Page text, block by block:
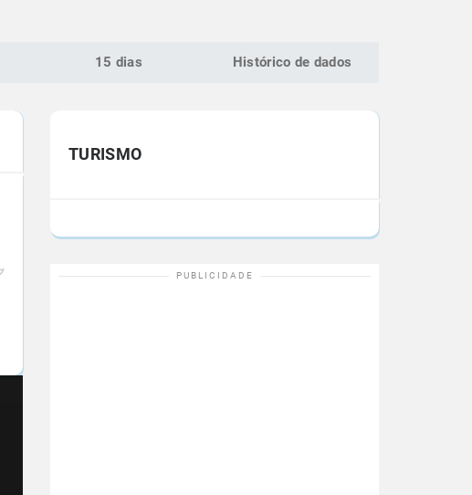
15 dias Histórico de dados
TURISMO